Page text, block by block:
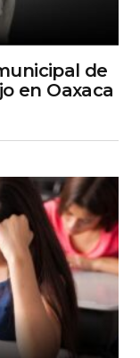
de
en Oaxaca